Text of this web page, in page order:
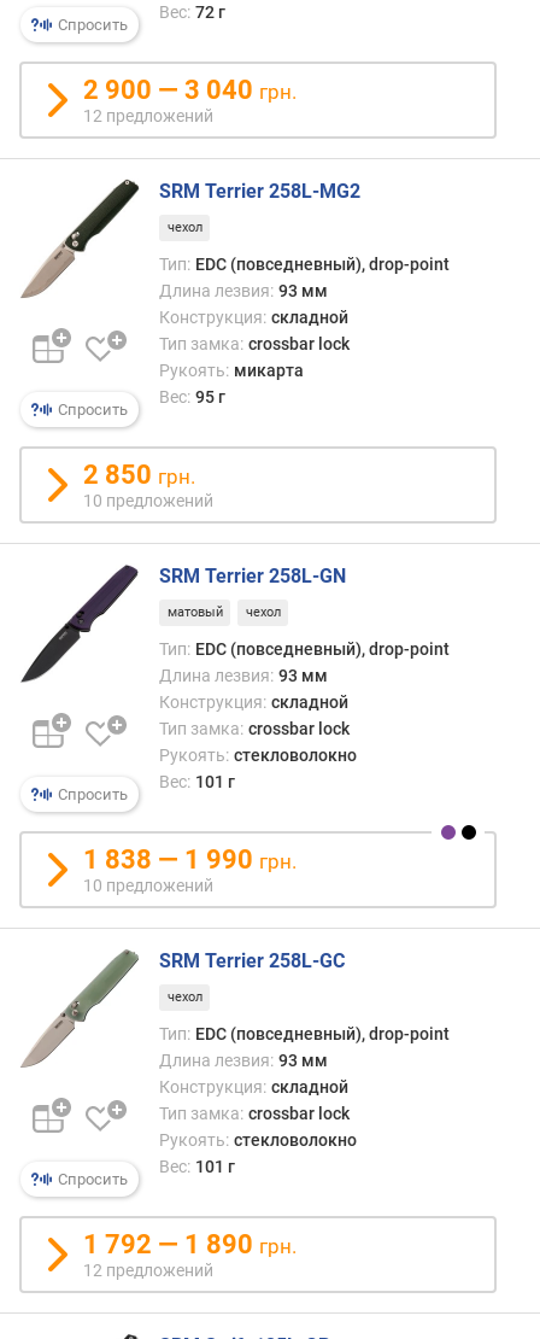
м
м
)
Спросить
Вес: 72 г
2 900 — 3 040 грн.
12 предложений
Спросить
SRM Terrier 258L-MG2
чехол
Тип: EDC (повседневный), drop-point
Длина лезвия: 93 мм
Конструкция: складной
Тип замка: crossbar lock
Рукоять: микарта
Вес: 95 г
2 850 грн.
10 предложений
Спросить
SRM Terrier 258L-GN
матовый чехол
Тип: EDC (повседневный), drop-point
Длина лезвия: 93 мм
Конструкция: складной
Тип замка: crossbar lock
Рукоять: стекловолокно
Вес: 101 г
1 838 — 1 990 грн.
10 предложений
Спросить
SRM Terrier 258L-GC
чехол
Тип: EDC (повседневный), drop-point
Длина лезвия: 93 мм
Конструкция: складной
Тип замка: crossbar lock
Рукоять: стекловолокно
Вес: 101 г
1 792 — 1 890 грн.
12 предложений